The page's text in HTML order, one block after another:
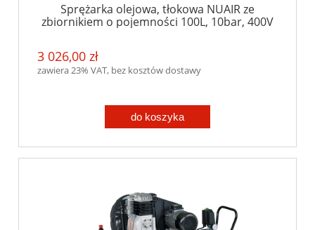
Sprężarka olejowa, tłokowa NUAIR ze
zbiornikiem o pojemności 100L, 10bar, 400V
3 026,00 zł
zawiera 23% VAT, bez kosztów dostawy
do koszyka